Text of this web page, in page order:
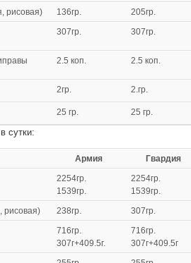
рисовая)
136гр.
205гр.
307гр. 307гр.
2.5 коп. 2.5 коп.
2гр. 2.гр.
25 гр. 25 гр.
сутки:
Армия
Гвардия
2254гр.
1539гр.
2254гр.
1539гр.
рисовая)
238гр.
307гр.
716гр.
307г+409.5г.
716гр.
307г+409.5г